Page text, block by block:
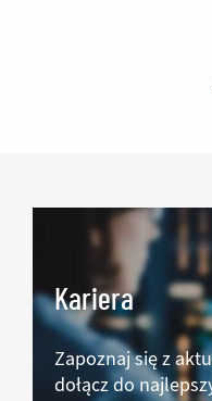
Blok_strona główna
Kariera
Zapoznaj się z
dołącz do